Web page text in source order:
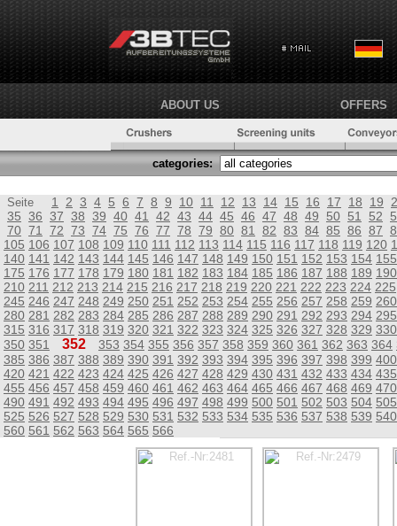
ABOUT US OFFERS
categories:
Seite 1 2 3 4 5 6 7 8 9 10 11 12 13 14 15 16 17 18 19
35 36 37 38 39 40 41 42 43 44 45 46 47 48 49 50 51 52
70 71 72 73 74 75 76 77 78 79 80 81 82 83 84 85 86 87
105 106 107 108 109 110 111 112 113 114 115 116 117 118 119 120
140 141 142 143 144 145 146 147 148 149 150 151 152 153 154 155
175 176 177 178 179 180 181 182 183 184 185 186 187 188 189 190
210 211 212 213 214 215 216 217 218 219 220 221 222 223 224 225
245 246 247 248 249 250 251 252 253 254 255 256 257 258 259 260
280 281 282 283 284 285 286 287 288 289 290 291 292 293 294 295
315 316 317 318 319 320 321 322 323 324 325 326 327 328 329 330
350 351 352 353 354 355 356 357 358 359 360 361 362 363 364
385 386 387 388 389 390 391 392 393 394 395 396 397 398 399 400
420 421 422 423 424 425 426 427 428 429 430 431 432 433 434 435
455 456 457 458 459 460 461 462 463 464 465 466 467 468 469 470
490 491 492 493 494 495 496 497 498 499 500 501 502 503 504 505
525 526 527 528 529 530 531 532 533 534 535 536 537 538 539 540
560 561 562 563 564 565 566